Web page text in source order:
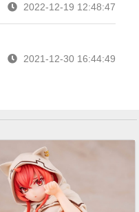
2022-12-19 12:48:47
2021-12-30 16:44:49